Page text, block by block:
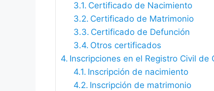
Certificado de Nacimiento
Certificado de Matrimonio
Certificado de Defunción
Otros certificados
Inscripciones en el Registro Civil de
Inscripción de nacimiento
Inscripción de matrimonio